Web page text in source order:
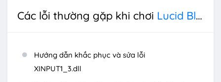
Các lỗi thường gặp khi chơi Lucid Blocks
Hướng dẫn khắc phục và sửa lỗi
XINPUT1_3.dll